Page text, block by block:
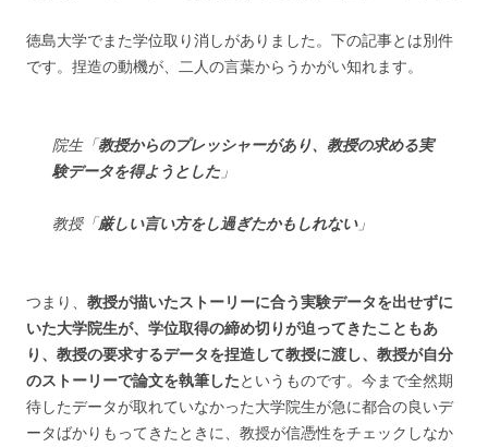
徳島大学でまた学位取り消しがありました。下の記事とは別件
です。捏造の動機が、二人の言葉からうかがい知れます。
院生「教授からのプレッシャーがあり、教授の求める実
験データを得ようとした 」
教授「厳しい言い方をし過ぎたかもしれない」
つまり、 教授が描いたストーリーに合う実験データを出せずに
いた大学院生が、学位取得の締め切りが迫ってきたこともあ
り、教授の要求するデータを捏造して教授に渡し、教授が自分
のストーリーで論文を執筆したというものです。今まで全然期
待したデータが取れていなかった大学院生が急に都合の良いデ
ータばかりもってきたときに、教授が信憑性をチェックしなか